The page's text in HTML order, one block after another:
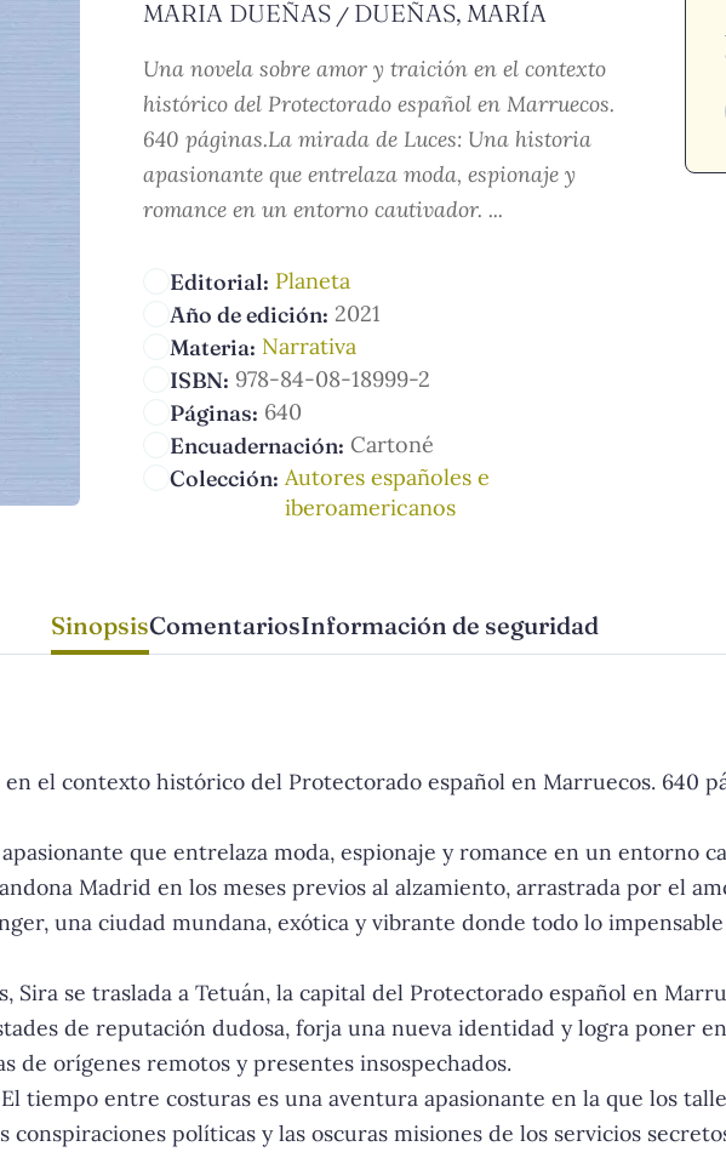
MARIA DUEÑAS / DUEÑAS, MARÍA
Una novela sobre amor y traición en el contexto
histórico del Protectorado español en Marruecos.
640 páginas.La mirada de Luces: Una historia
apasionante que entrelaza moda, espionaje y
romance en un entorno cautivador. ...
Editorial: Planeta
Año de edición: 2021
Materia: Narrativa
ISBN: 978-84-08-18999-2
Páginas: 640
Encuadernación: Cartoné
Colección: Autores españoles e
iberoamericanos
SinopsisComentariosInformación de seguridad
el contexto histórico del Protectorado español en Marruecos. 640
que entrelaza moda, espionaje y romance en un entorno
Madrid en los meses previos al alzamiento, arrastrada por el
una ciudad mundana, exótica y vibrante donde todo lo
Sira se traslada a Tetuán, la capital del Protectorado español en
de reputación dudosa, forja una nueva identidad y logra poner
de orígenes remotos y presentes insospechados.
tiempo entre costuras es una aventura apasionante en la que los
conspiraciones políticas y las oscuras misiones de los servicios